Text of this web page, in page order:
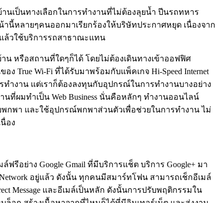
นเป็นทางเลือกในการทำงานที่ไม่ต้องลุยน้ำ ปีนรถทหาร
หลายๆคนออกมาเรียกร้องให้บริษัทประกาศหยุด เนื่องจาก
แล้วใช้บริการรถสาธาณะแทน
หรือสถานที่ใดๆก็ได้ โดยไม่ต้องเดินทางเข้าออฟฟิศ
True Wi-Fi ที่ได้รับมาพร้อมกับแพ็คเกจ Hi-Speed Internet
ำงาน แต่เราก็ต้องลงทุนกับอุปกรณ์ในการทำงานบางอย่าง
ผมทำเป็น Web Business นั่นคือหลักๆ ทำงานออนไลน์
กพา และใช้อุปกรณ์พกพาส่วนตัวเพื่อช่วยในการทำงาน ไม่
อง
รีอย่าง Google Gmail ที่มีบริการแช็ต บริการ Google+ มา
อยู่แล้ว ดังนั้น ทุกคนมีสมาร์ทโฟน สามารถเช็กอีเมล์
Message และอีเมล์เป็นหลัก ดังนั้นการปรับพฤติกรรมใน